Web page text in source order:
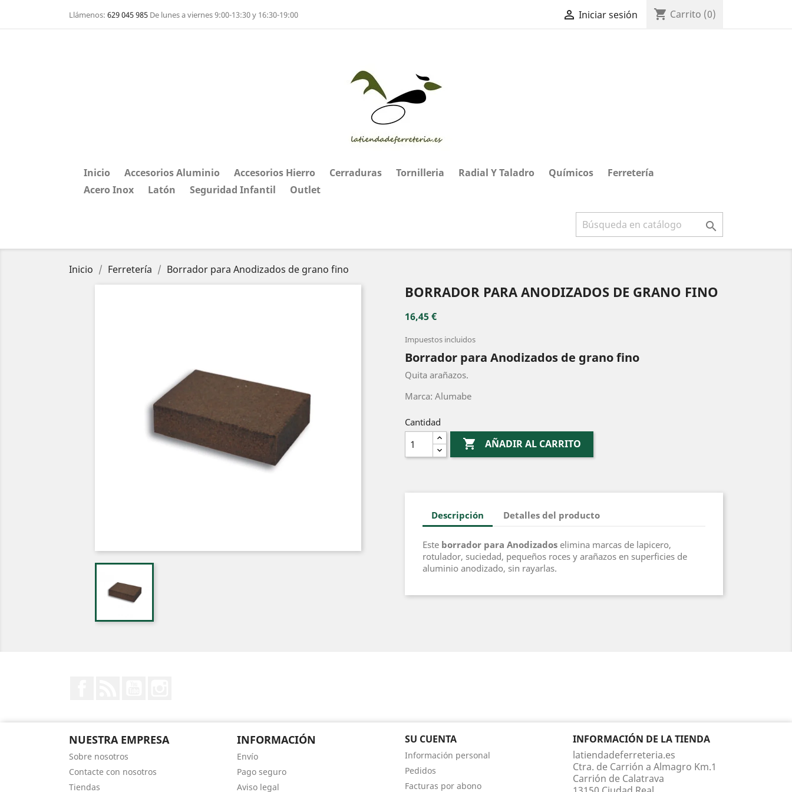
Llámenos: 629 045 985 De lunes a viernes 9:00-13:30 y 16:30-19:00  Iniciar sesión shopping_cart Carrito (0)
Inicio Accesorios Aluminio Accesorios Hierro Cerraduras Tornilleria Radial Y Taladro Químicos
Ferretería
Acero Inox
Latón Seguridad Infantil Outlet

Inicio Ferretería Borrador para Anodizados de grano fino
BORRADOR PARA ANODIZADOS DE GRANO FINO
16,45 €
Impuestos incluidos
Borrador para Anodizados de grano fino
Quita arañazos.
Marca: Alumabe
Cantidad
 AÑADIR AL CARRITO
Descripción Detalles del producto
Este borrador para Anodizados elimina marcas de lapicero,
rotulador, suciedad, pequeños roces y arañazos en superficies de
aluminio anodizado, sin rayarlas.
NUESTRA EMPRESA
Sobre nosotros
Contacte con nosotros
Tiendas
INFORMACIÓN
Envío
Pago seguro
Aviso legal
SU CUENTA
Información personal
Pedidos
Facturas por abono
INFORMACIÓN DE LA TIENDA
latiendadeferreteria.es
Ctra. de Carrión a Almagro Km.1
Carrión de Calatrava